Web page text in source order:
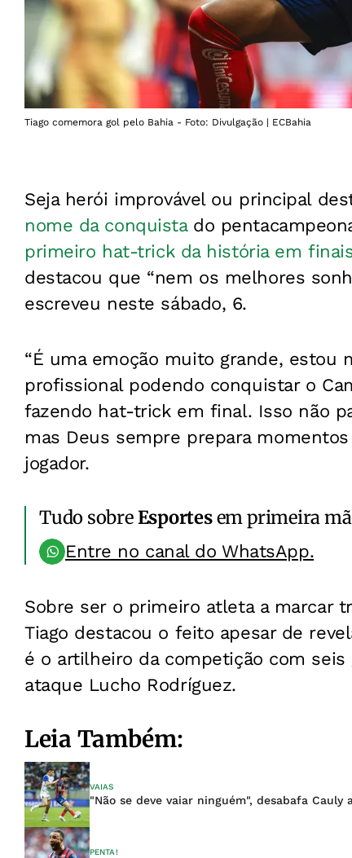
Tiago comemora gol pelo Bahia - Foto: Divulgação | ECBahia
Seja herói improvável ou principal
nome da conquistado
primeiro hat-trick da história em
destacou que “nem os melhores
escreveu neste sábado, 6.
“É uma emoção muito grande,
profissional podendo conquistar o
fazendo hat-trick em final. Isso não
mas Deus sempre prepara
jogador.
Tudo sobreEsportesem primeira
Entre no canal do WhatsApp.
Sobre ser o primeiro atleta a marcar
Tiago destacou o feito apesar de
é o artilheiro da competição com
ataque Lucho Rodríguez.
Leia Também:
VAIAS
"Não se deve vaiar ninguém", desabafa Cauly
PENTA!